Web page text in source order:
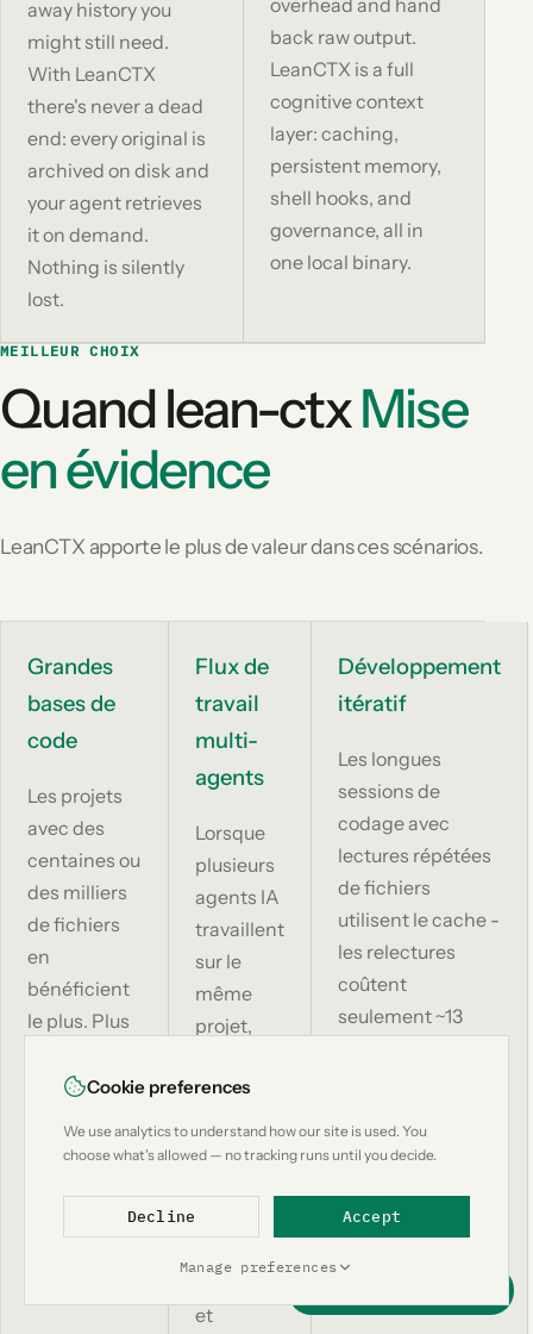
away history you
might still need.
With LeanCTX
there's never a dead
end: every original is
archived on disk and
your agent retrieves
it on demand.
Nothing is silently
lost.
back raw output.
LeanCTX is a full
cognitive context
layer: caching,
persistent memory,
shell hooks, and
governance, all in
one local binary.
MEILLEUR CHOIX
Quand lean-ctxMise
en évidence
LeanCTX apporte le plus de valeur dans ces scénarios.
Grandes
bases de
code
Les projets
avec des
centaines ou
des milliers
de fichiers
en
bénéficient
le plus. Plus
contexte à
importantes.
Flux de
travail
multi-
agents
Lorsque
plusieurs
agents IA
travaillent
sur le
même
projet,
leur
fournit un
cerveau
cohérent
et
Développement
itératif
Les longues
sessions de
codage avec
lectures répétées
de fichiers
utilisent le cache -
les relectures
coûtent
seulement ~13
Cookie preferences
We use analytics to understand how our site is used. You
choose what's allowed — no tracking runs until you decide.
Decline Accept
Manage preferences